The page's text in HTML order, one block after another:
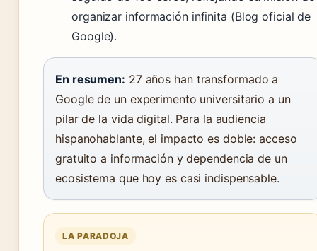
organizar información infinita (Blog oficial de
Google).
En resumen: 27 años han transformado a
Google de un experimento universitario a un
pilar de la vida digital. Para la audiencia
hispanohablante, el impacto es doble: acceso
gratuito a información y dependencia de un
ecosistema que hoy es casi indispensable.
LA PARADOJA